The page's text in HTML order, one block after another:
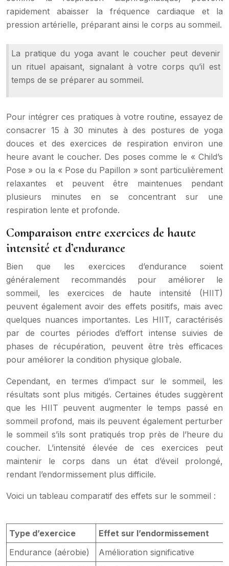
rapidement abaisser la fréquence cardiaque et la
pression artérielle, préparant ainsi le corps au sommeil.
La pratique du yoga avant le coucher peut devenir
un rituel apaisant, signalant à votre corps qu’il est
temps de se préparer au sommeil.
Pour intégrer ces pratiques à votre routine, essayez de
consacrer 15 à 30 minutes à des postures de yoga
douces et des exercices de respiration environ une
heure avant le coucher. Des poses comme le « Child’s
Pose » ou la « Pose du Papillon » sont particulièrement
relaxantes et peuvent être maintenues pendant
plusieurs minutes en se concentrant sur une
respiration lente et profonde.
Comparaison entre exercices de haute
intensité et d’endurance
Bien que les exercices d’endurance soient
généralement recommandés pour améliorer le
sommeil, les exercices de haute intensité (HIIT)
peuvent également avoir des effets positifs, mais avec
quelques nuances importantes. Les HIIT, caractérisés
par de courtes périodes d’effort intense suivies de
phases de récupération, peuvent être très efficaces
pour améliorer la condition physique globale.
Cependant, en termes d’impact sur le sommeil, les
résultats sont plus mitigés. Certaines études suggèrent
que les HIIT peuvent augmenter le temps passé en
sommeil profond, mais ils peuvent également perturber
le sommeil s’ils sont pratiqués trop près de l’heure du
coucher. L’intensité élevée de ces exercices peut
maintenir le corps dans un état d’éveil prolongé,
rendant l’endormissement plus difficile.
Voici un tableau comparatif des effets sur le sommeil :
Type d’exercice
Effet sur l’endormissement
Endurance (aérobie)
Amélioration significative